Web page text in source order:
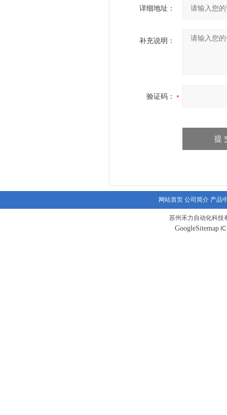
详细地址：
补充说明：
验证码：
网站首页 公司简介 产品
苏州禾力自动化科技
GoogleSitemap